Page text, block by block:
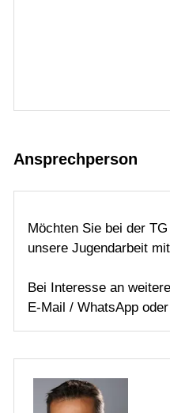
Ansprechperson
Möchten Sie bei der
unsere Jugendarbeit
Bei Interesse an
E-Mail / WhatsApp